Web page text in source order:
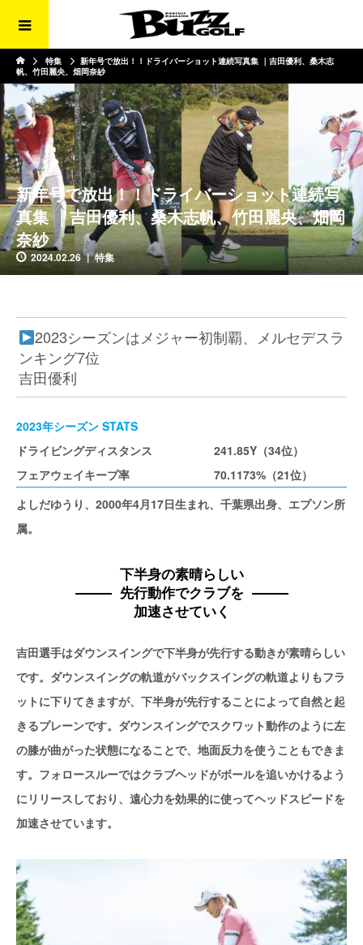
特集
新年号で放出！！ドライバーショット連続写真集 ｜吉田優利、桑木志
帆、竹田麗央、畑岡奈紗
新年号で放出！！ドライバーショット連続写
真集 ｜吉田優利、桑木志帆、竹田麗央、畑岡
奈紗
2024.02.26 特集
2023シーズンはメジャー初制覇、メルセデスラ
ンキング7位
吉田優利
2023年シーズン STATS
ドライビングディスタンス
241.85Y（34位）
フェアウェイキープ率
70.1173%（21位）
よしだゆうり、2000年4月17日生まれ、千葉県出身、エプソン所
属。
下半身の素晴らしい
先行動作でクラブを
加速させていく
吉田選手はダウンスイングで下半身が先行する動きが素晴らしい
です。ダウンスイングの軌道がバックスイングの軌道よりもフラ
ットに下りてきますが、下半身が先行することによって自然と起
きるプレーンです。ダウンスイングでスクワット動作のように左
の膝が曲がった状態になることで、地面反力を使うこともできま
す。フォロースルーではクラブヘッドがボールを追いかけるよう
にリリースしており、遠心力を効果的に使ってヘッドスピードを
加速させています。